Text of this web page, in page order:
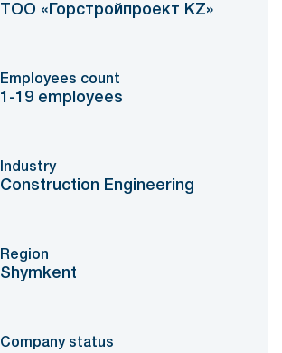
ТОО «Горстройпроект KZ»
Employees count
1-19 employees
Industry
Construction Engineering
Region
Shymkent
Company status